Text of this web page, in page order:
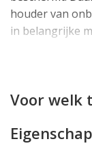
houder van
in belangrijke
Licht, Slank,
is dit Samsung
aansluitingen
Voor welk